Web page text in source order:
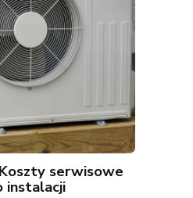
serwisowe
instalacji